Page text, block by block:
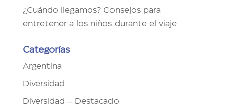
¿Cuándo llegamos? Consejos para
entretener a los niños durante el viaje
Categorías
Argentina
Diversidad
Diversidad – Destacado